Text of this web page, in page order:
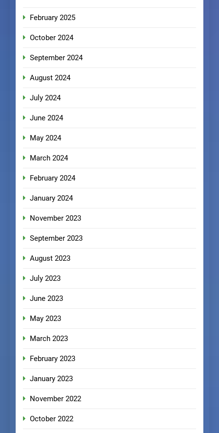
February 2025
October 2024
September 2024
August 2024
July 2024
June 2024
May 2024
March 2024
February 2024
January 2024
November 2023
September 2023
August 2023
July 2023
June 2023
May 2023
March 2023
February 2023
January 2023
November 2022
October 2022